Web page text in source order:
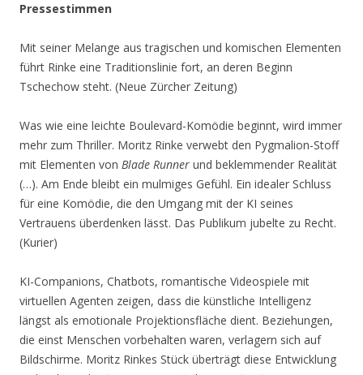
Pressestimmen
Mit seiner Melange aus tragischen und komischen Elementen
führt Rinke eine Traditionslinie fort, an deren Beginn
Tschechow steht. (Neue Zürcher Zeitung)
Was wie eine leichte Boulevard-Komödie beginnt, wird immer
mehr zum Thriller. Moritz Rinke verwebt den Pygmalion-Stoff
mit Elementen von Blade Runner und beklemmender Realität
(…). Am Ende bleibt ein mulmiges Gefühl. Ein idealer Schluss
für eine Komödie, die den Umgang mit der KI seines
Vertrauens überdenken lässt. Das Publikum jubelte zu Recht.
(Kurier)
KI-Companions, Chatbots, romantische Videospiele mit
virtuellen Agenten zeigen, dass die künstliche Intelligenz
längst als emotionale Projektionsfläche dient. Beziehungen,
die einst Menschen vorbehalten waren, verlagern sich auf
Bildschirme. Moritz Rinkes Stück überträgt diese Entwicklung